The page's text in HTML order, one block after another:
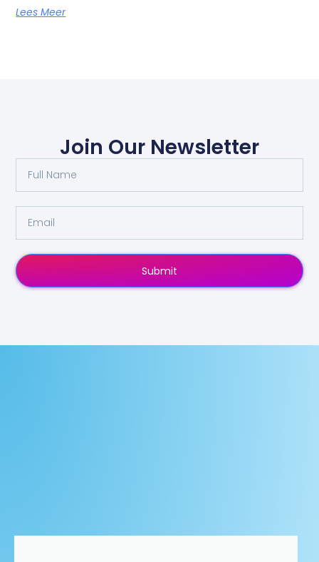
Lees Meer
Join Our Newsletter
Submit